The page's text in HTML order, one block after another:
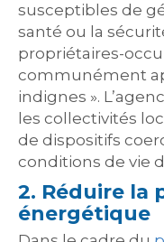
susceptibles de
santé ou la
propriétaires-
communément
indignes ».
les collectivités
de dispositifs
conditions de vie
2. Réduire la
énergétique